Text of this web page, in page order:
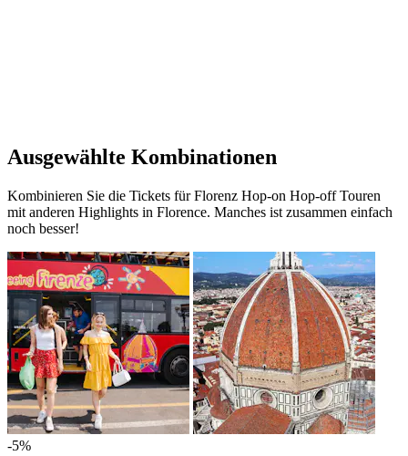
Ausgewählte Kombinationen
Kombinieren Sie die Tickets für Florenz Hop-on Hop-off Touren
mit anderen Highlights in Florence. Manches ist zusammen einfach
noch besser!
-5%